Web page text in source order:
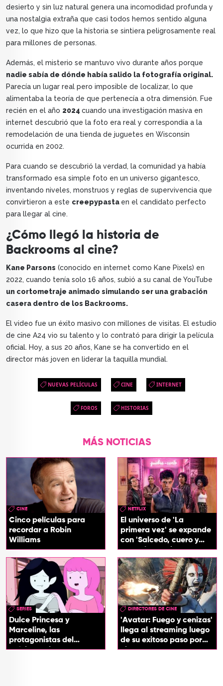
desierto y sin luz natural genera una incomodidad profunda y
una nostalgia extraña que casi todos hemos sentido alguna
vez, lo que hizo que la historia se sintiera peligrosamente real
para millones de personas.
Además, el misterio se mantuvo vivo durante años porque
nadie sabía de dónde había salido la fotografía original.
Parecía un lugar real pero imposible de localizar, lo que
alimentaba la teoría de que pertenecía a otra dimensión. Fue
recién en el año 2024 cuando una investigación masiva en
internet descubrió que la foto era real y correspondía a la
remodelación de una tienda de juguetes en Wisconsin
ocurrida en 2002.
Para cuando se descubrió la verdad, la comunidad ya había
transformado esa simple foto en un universo gigantesco,
inventando niveles, monstruos y reglas de supervivencia que
convirtieron a este creepypasta en el candidato perfecto
para llegar al cine.
¿Cómo llegó la historia de
Backrooms al cine?
Kane Parsons (conocido en internet como Kane Pixels) en
2022, cuando tenía solo 16 años, subió a su canal de YouTube
un cortometraje animado simulando ser una grabación
casera dentro de los Backrooms.
El video fue un éxito masivo con millones de visitas. El estudio
de cine A24 vio su talento y lo contrató para dirigir la película
oficial. Hoy, a sus 20 años, Kane se ha convertido en el
director más joven en liderar la taquilla mundial.
NUEVAS PELÍCULAS CINE INTERNET
FOROS HISTORIAS
MÁS NOTICIAS
CINE
Cinco películas para
recordar a Robin
Williams
NETFLIX
El universo de 'La
primera vez' se expande
con 'Salcedo, cuero y
boogaloo', spin off
SERIES
Dulce Princesa y
Marceline, las
protagonistas del
próximo spin-off de 'Hora
DIRECTORES DE CINE
'Avatar: Fuego y cenizas'
llega al streaming luego
de su exitoso paso por
cines